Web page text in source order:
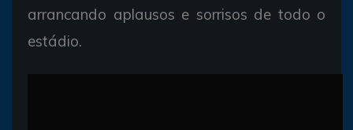
arrancando aplausos e sorrisos de todo o
estádio.